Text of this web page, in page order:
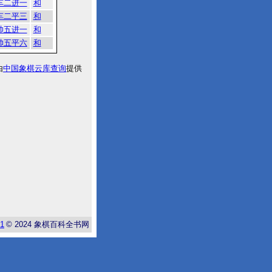
二进一
和
二平三
和
五进一
和
五平六
和
中国象棋云库查询提供
© 2024 象棋百科全书网